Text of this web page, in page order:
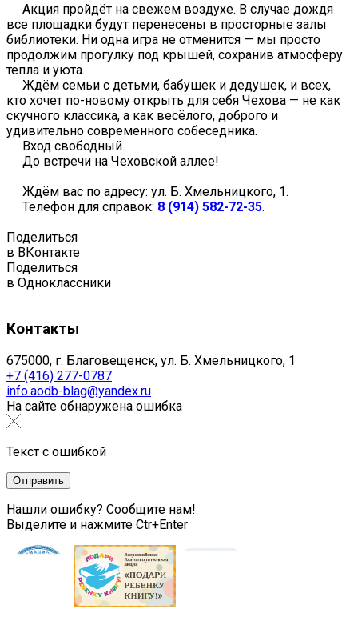
Акция пройдёт на свежем воздухе. В случае дождя
все площадки будут перенесены в просторные залы
библиотеки. Ни одна игра не отменится — мы просто
продолжим прогулку под крышей, сохранив атмосферу
тепла и уюта.
Ждём семьи с детьми, бабушек и дедушек, и всех,
кто хочет по-новому открыть для себя Чехова — не как
скучного классика, а как весёлого, доброго и
удивительно современного собеседника.
Вход свободный.
До встречи на Чеховской аллее!
Ждём вас по адресу: ул. Б. Хмельницкого, 1.
Телефон для справок: 8 (914) 582-72-35.
Поделиться
в ВКонтакте
Поделиться
в Одноклассники
Контакты
675000, г. Благовещенск, ул. Б. Хмельницкого, 1
+7 (416) 277-0787
info.aodb-blag@yandex.ru
На сайте обнаружена ошибка
Текст с ошибкой
Нашли ошибку? Сообщите нам!
Выделите и нажмите Ctr+Enter